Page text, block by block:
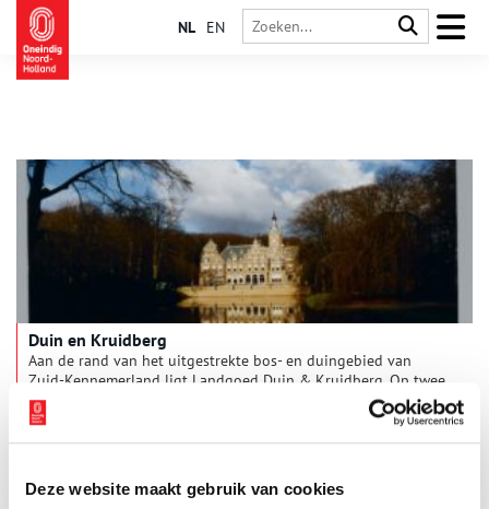
Deze website maakt gebruik van cookies
NL EN
Duin en Kruidberg
Aan de rand van het uitgestrekte bos- en duingebied van
Zuid-Kennemerland ligt Landgoed Duin & Kruidberg. Op twee
samenvoegde zeventiende-eeuwse buitenplaatsen werd in
1907-1909 een groot nieuw landhuis in Hollandse
neorenaissancestijl gebouwd. De tuin werd ingericht met een
Tegenwoordig is Duin en Kruidberg in gebruikt als luxe
conferentieoord en hotel.